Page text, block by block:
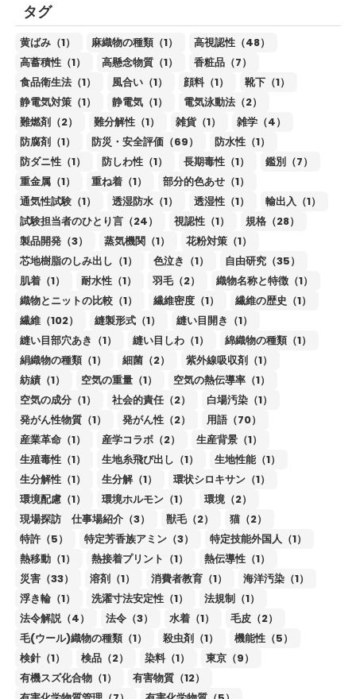
タグ
黄ばみ（1） 麻織物の種類（1）
高視認性（48）
高蓄積性（1）
高懸念物質（1）
香粧品（7）
食品衛生法（1）
風合い（1） 顔料（1）
靴下（1）
静電気対策（1）
静電気（1）
電気泳動法（2）
難燃剤（2）
難分解性（1） 雑貨（1）
雑学（4）
防腐剤（1）
防災・安全評価（69）
防水性（1）
防ダニ性（1）
防しわ性（1） 長期毒性（1）
鑑別（7）
重金属（1）
重ね着（1）
部分的色あせ（1）
通気性試験（1）
透湿防水（1） 透湿性（1）
輸出入（1）
試験担当者のひとり言（24）
視認性（1）
規格（28）
製品開発（3）
蒸気機関（1）
花粉対策（1）
芯地樹脂のしみ出し（1）
色泣き（1）
自由研究（35）
肌着（1）
耐水性（1） 羽毛（2）
織物名称と特徴（1）
織物とニットの比較（1）
繊維密度（1）
繊維の歴史（1）
繊維（102）
縫製形式（1）
縫い目開き（1）
縫い目部穴あき（1）
縫い目しわ（1）
綿織物の種類（1）
絹織物の種類（1）
細菌（2）
紫外線吸収剤（1）
紡績（1）
空気の重量（1）
空気の熱伝導率（1）
空気の成分（1）
社会的責任（2）
白場汚染（1）
発がん性物質（1）
発がん性（2）
用語（70）
産業革命（1）
産学コラボ（2）
生産背景（1）
生殖毒性（1）
生地糸飛び出し（1）
生地性能（1）
生分解性（1）
生分解（1）
環状シロキサン（1）
環境配慮（1）
環境ホルモン（1）
環境（2）
現場探訪 仕事場紹介（3）
獣毛（2）
猫（2）
特許（5）
特定芳香族アミン（3）
特定技能外国人（1）
熱移動（1）
熱接着プリント（1）
熱伝導性（1）
災害（33）
溶剤（1） 消費者教育（1）
海洋汚染（1）
浮き輪（1）
洗濯寸法安定性（1）
法規制（1）
法令解説（4）
法令（3） 水着（1）
毛皮（2）
毛(ウール)織物の種類（1）
殺虫剤（1）
機能性（5）
検針（1）
検品（2） 染料（1）
東京（9）
有機スズ化合物（1）
有害物質（12）